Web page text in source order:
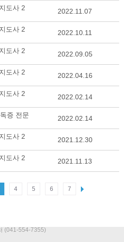
도사 2
2022.11.07
도사 2
2022.10.11
도사 2
2022.09.05
도사 2
2022.04.16
도사 2
2022.02.14
증 전문
2022.02.14
도사 2
2021.12.30
도사 2
2021.11.13
4 5 6 7
(041-554-7355)